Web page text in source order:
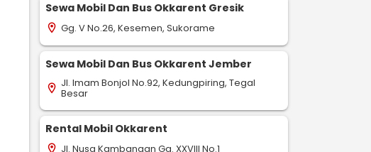
Sewa Mobil Dan Bus Okkarent Gresik
location_on Gg. V No.26, Kesemen, Sukorame
Sewa Mobil Dan Bus Okkarent Jember
location_on Jl. Imam Bonjol No.92, Kedungpiring, Tegal
Besar
Rental Mobil Okkarent
location_on Jl. Nusa Kambangan Gg. XXVIII No.1